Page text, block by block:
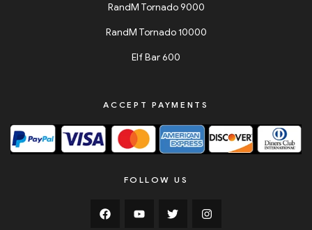
RandM Tornado 9000
RandM Tornado 10000
Elf Bar 600
ACCEPT PAYMENTS
FOLLOW US